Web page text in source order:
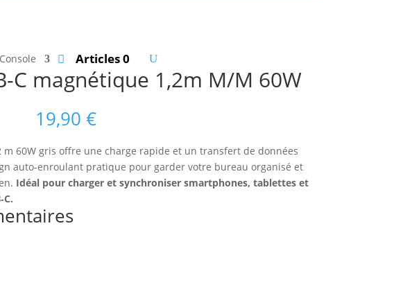
Console Articles 0
C magnétique 1,2m M/M 60W
19,90 €
m 60W gris offre une charge rapide et un transfert de données
auto‑enroulant pratique pour garder votre bureau organisé et
Idéal pour charger et synchroniser smartphones, tablettes et